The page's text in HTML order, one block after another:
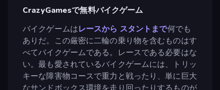
CrazyGamesで無料バイクゲーム
バイクゲームはレースから スタントまで何でも
ありだ。この厳密に二輪の乗り物を含むものはす
べてバイクゲームである。レースである必要はな
い。最も愛されているバイクゲームには、トリッ
キーな障害物コースで重力と戦ったり、単に巨大